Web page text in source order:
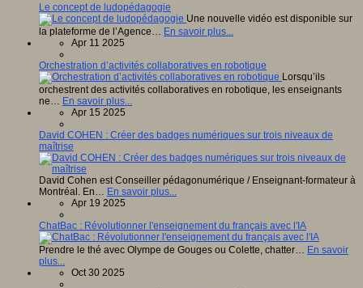
Le concept de ludopédagogie
Une nouvelle vidéo est disponible sur
la plateforme de l’Agence… En savoir plus...
Apr 11 2025
Orchestration d’activités collaboratives en robotique
Lorsqu’ils
orchestrent des activités collaboratives en robotique, les enseignants
ne… En savoir plus...
Apr 15 2025
David COHEN : Créer des badges numériques sur trois niveaux de
maîtrise
David Cohen est Conseiller pédagonumérique / Enseignant-formateur à
Montréal. En… En savoir plus...
Apr 19 2025
ChatBac : Révolutionner l'enseignement du français avec l'IA
Prendre le thé avec Olympe de Gouges ou Colette, chatter… En savoir
plus...
Oct 30 2025